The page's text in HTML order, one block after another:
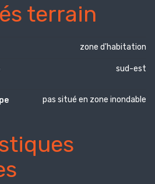
terrain
zone d'habitation
sud-est
pas situé en zone inondable